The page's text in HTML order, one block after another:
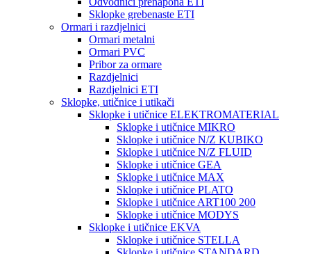
Sklopke grebenaste ETI
Ormari i razdjelnici
Ormari metalni
Ormari PVC
Pribor za ormare
Razdjelnici
Razdjelnici ETI
Sklopke, utičnice i utikači
Sklopke i utičnice ELEKTROMATERIAL
Sklopke i utičnice MIKRO
Sklopke i utičnice N/Z KUBIKO
Sklopke i utičnice N/Z FLUID
Sklopke i utičnice GEA
Sklopke i utičnice MAX
Sklopke i utičnice PLATO
Sklopke i utičnice ART100 200
Sklopke i utičnice MODYS
Sklopke i utičnice EKVA
Sklopke i utičnice STELLA